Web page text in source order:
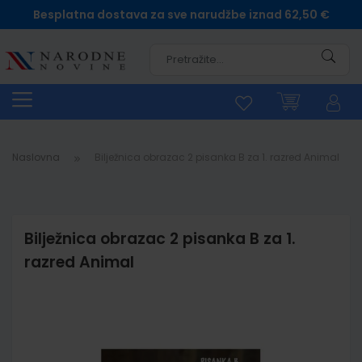
Besplatna dostava za sve narudžbe iznad 62,50 €
Naslovna
Bilježnica obrazac 2 pisanka B za 1.
razred Animal